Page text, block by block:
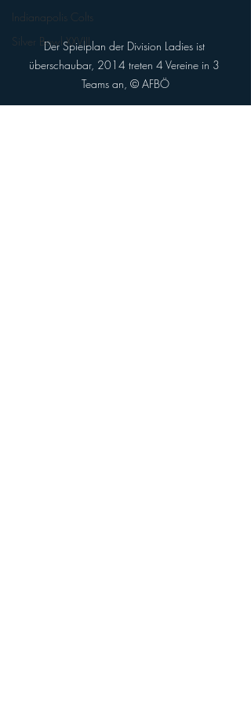
Indianapolis Colts
Silver Bowl XXVIII
Der Spielplan der Division Ladies ist
überschaubar, 2014 treten 4 Vereine in 3
Teams an, © AFBÖ